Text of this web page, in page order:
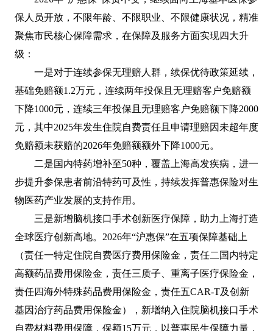
保人员开放，不限年龄、不限职业、不限健康状况，精准
聚焦市民核心保障需求，在保障及服务方面实现四大升
级：
一是对于连续参保无理赔人群，续保优待政策延续，
基础免赔额1.2万元，连续两年投保且无理赔客户免赔额
下降1000元，连续三年投保且无理赔客户免赔额下降2000
元，其中2025年发生住院自费责任且申请理赔因未超年度
免赔额未获赔的2026年免赔额额外下降1000元。
二是国内特药增补至50种，覆盖上海高发疾病，进一
步提升参保患者前沿特药可及性，持续发挥普惠保险对生
物医药产业发展的支持作用。
三是新增脑机接口手术创新医疗保障，助力上海打造
全球医疗创新高地。2026年“沪惠保”在五项保障基础上
（责任一特定住院自费医疗费用保险金，责任二国内特定
高额药品费用保险金，责任三质子、重离子医疗保险金，
责任四海外特殊药品费用保险金，责任五CAR-T及创新
基因治疗药品费用保险金），新增纳入住院脑机接口手术
自费材料费用保障，保额15万元，以普惠民生保障力量，